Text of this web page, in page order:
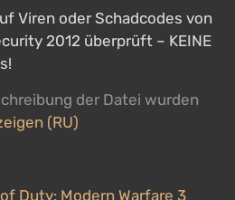
Viren oder Schadcodes von
2012 überprüft – KEINE
der Datei wurden
(RU)
Duty: Modern Warfare 3